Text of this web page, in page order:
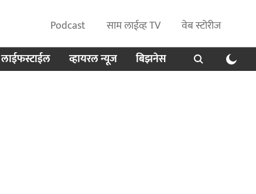
Podcast साम लाईव्ह TV
वेब स्टोरीज
लाईफस्टाईल व्हायरल न्यूज बिझनेस